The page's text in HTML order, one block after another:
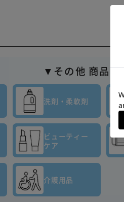
▼その他 商品
洗剤・柔軟剤
ビューティー
ケア
介護用品